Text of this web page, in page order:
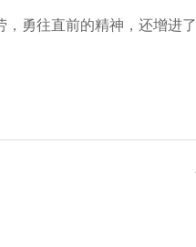
勇往直前的精神，还增进